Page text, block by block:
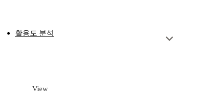
활용도 분석
View